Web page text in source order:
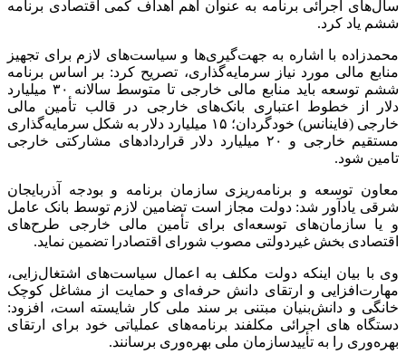
سال‌های اجرائی برنامه به عنوان اهم اهداف کمی اقتصادی برنامه
ششم یاد کرد.
محمدزاده با اشاره به جهت‌گیری‌ها و سیاست‌های لازم برای تجهیز
منابع مالی مورد نیاز سرمایه‌گذاری، تصریح کرد: بر اساس برنامه
ششم توسعه باید منابع مالی خارجی تا متوسط سالانه ۳۰ میلیارد
دلار از خطوط اعتباری بانک‌های خارجی در قالب تأمین مالی
خارجی (فاینانس) خودگردان؛ ۱۵ میلیارد دلار به شکل سرمایه‌گذاری
مستقیم خارجی و ۲۰ میلیارد دلار قراردادهای مشارکتی خارجی
تامین شود.
معاون توسعه و برنامه‌ریزی سازمان برنامه و بودجه آذربایجان
شرقی یادآور شد: دولت مجاز است تضامین لازم توسط بانک عامل
و یا سازمان‌های توسعه‌ای برای تأمین مالی خارجی طرح‌های
اقتصادی بخش غیردولتی مصوب شورای اقتصادرا تضمین نماید.
وی با بیان اینکه دولت مکلف به اعمال سیاست‌های اشتغال‌زایی،
مهارت‌افزایی و ارتقای دانش حرفه‌ای و حمایت از مشاغل کوچک
خانگی و دانش‌بنیان مبتنی بر سند ملی کار شایسته است، افزود:
دستگاه های اجرائی مکلفند برنامه‌های عملیاتی خود برای ارتقای
بهره‌وری را به تأییدسازمان ملی بهره‌وری برسانند.